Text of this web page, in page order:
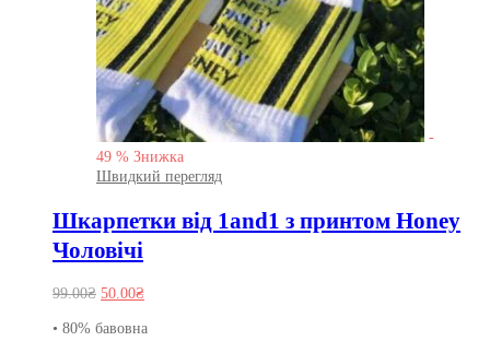
-
49 % Знижка
Швидкий перегляд
Шкарпетки від 1and1 з принтом Honey
Чоловічі
99.00₴ Оригінальна
99.00₴.
50.00₴Поточна
50.00₴.
• 80% бавовна